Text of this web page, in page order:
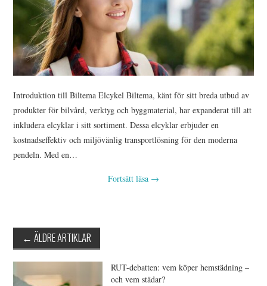
Introduktion till Biltema Elcykel Biltema, känt för sitt breda utbud av
produkter för bilvård, verktyg och byggmaterial, har expanderat till att
inkludera elcyklar i sitt sortiment. Dessa elcyklar erbjuder en
kostnadseffektiv och miljövänlig transportlösning för den moderna
pendeln. Med en…
Fortsätt läsa →
Inläggsnavigering
← ÄLDRE ARTIKLAR
RUT-debatten: vem köper hemstädning –
och vem städar?